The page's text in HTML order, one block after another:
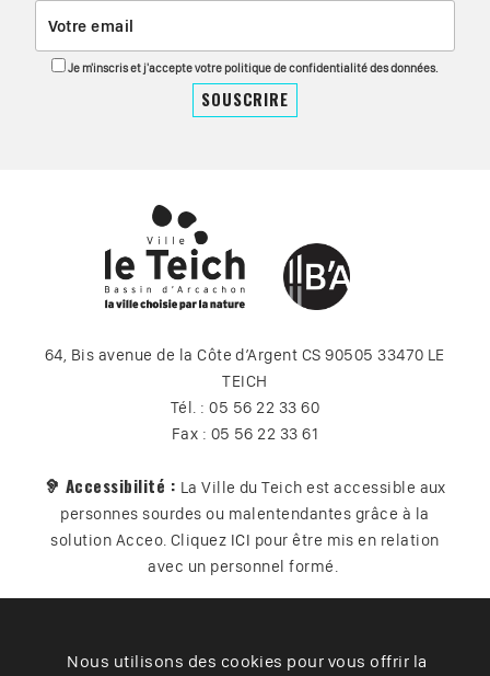
Je m'inscris et j'accepte votre politique de confidentialité des données.
64, Bis avenue de la Côte d’Argent CS 90505 33470 LE
TEICH
Tél. : 05 56 22 33 60
Fax : 05 56 22 33 61
🦻 Accessibilité : La Ville du Teich est accessible aux
personnes sourdes ou malentendantes grâce à la
solution Acceo. Cliquez ICI pour être mis en relation
avec un personnel formé.
Plan du site Contact Vos données Cookies
Nous utilisons des cookies pour vous offrir la